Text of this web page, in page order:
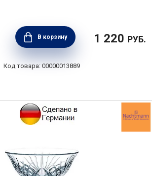
В корзину 1 220 РУБ.
00000013889